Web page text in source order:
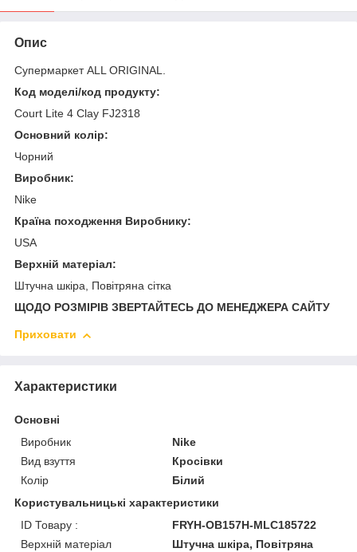
Опис
Супермаркет ALL ORIGINAL.
Код моделі/код продукту:
Court Lite 4 Clay FJ2318
Основний колір:
Чорний
Виробник:
Nike
Країна походження Виробнику:
USA
Верхній матеріал:
Штучна шкіра, Повітряна сітка
ЩОДО РОЗМІРІВ ЗВЕРТАЙТЕСЬ ДО МЕНЕДЖЕРА САЙТУ
Приховати
Характеристики
Основні
Виробник
Nike
Вид взуття
Кросівки
Колір
Білий
Користувальницькі характеристики
ID Товару :
FRYH-OB157H-MLC185722
Верхній матеріал
Штучна шкіра, Повітряна